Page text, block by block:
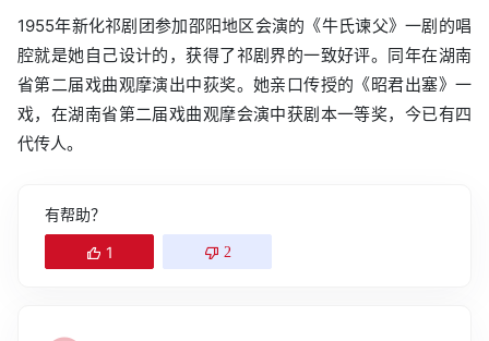
1955年新化祁剧团参加邵阳地区会演的《牛氏谏父》一剧的唱
腔就是她自己设计的，获得了祁剧界的一致好评。同年在湖南
省第二届戏曲观摩演出中荻奖。她亲口传授的《昭君出塞》一
戏，在湖南省第二届戏曲观摩会演中获剧本一等奖，今已有四
代传人。
有帮助？
1 2